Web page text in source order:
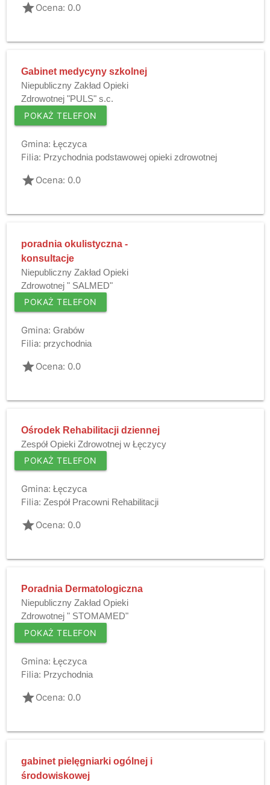
gradeOcena: 0.0
Gabinet medycyny szkolnej
Niepubliczny Zakład Opieki
Zdrowotnej "PULS" s.c.
POKAŻ TELEFON
Gmina: Łęczyca
Filia: Przychodnia podstawowej opieki zdrowotnej
gradeOcena: 0.0
poradnia okulistyczna -
konsultacje
Niepubliczny Zakład Opieki
Zdrowotnej " SALMED"
POKAŻ TELEFON
Gmina: Grabów
Filia: przychodnia
gradeOcena: 0.0
Ośrodek Rehabilitacji dziennej
Zespół Opieki Zdrowotnej w Łęczycy
POKAŻ TELEFON
Gmina: Łęczyca
Filia: Zespół Pracowni Rehabilitacji
gradeOcena: 0.0
Poradnia Dermatologiczna
Niepubliczny Zakład Opieki
Zdrowotnej " STOMAMED"
POKAŻ TELEFON
Gmina: Łęczyca
Filia: Przychodnia
gradeOcena: 0.0
gabinet pielęgniarki ogólnej i
środowiskowej